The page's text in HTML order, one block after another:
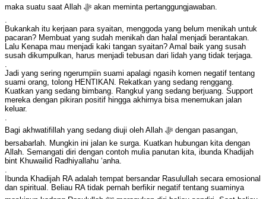
maka suatu saat Allah ﷻ akan meminta pertanggungjawaban.
.
Bukankah itu kerjaan para syaitan, menggoda yang belum menikah untuk
pacaran? Membuat yang sudah menikah dan halal menjadi berantakan.
Lalu Kenapa mau menjadi kaki tangan syaitan? Amal baik yang susah
susah dikumpulkan, harus menjadi tebusan dari lidah yang tidak terjaga.
.
Jadi yang sering ngerumpiin suami apalagi ngasih komen negatif tentang
suami orang, tolong HENTIKAN. Rekatkan yang sedang renggang.
Kuatkan yang sedang bimbang. Rangkul yang sedang berjuang. Support
mereka dengan pikiran positif hingga akhirnya bisa menemukan jalan
keluar.
.
Bagi akhwatifillah yang sedang diuji oleh Allah ﷻ dengan pasangan,
bersabarlah. Mungkin ini jalan ke surga. Kuatkan hubungan kita dengan
Allah. Semangati diri dengan contoh mulia panutan kita, ibunda Khadijah
bint Khuwailid Radhiyallahu ‘anha.
.
Ibunda Khadijah RA adalah tempat bersandar Rasulullah secara emosional
dan spiritual. Beliau RA tidak pernah berfikir negatif tentang suaminya